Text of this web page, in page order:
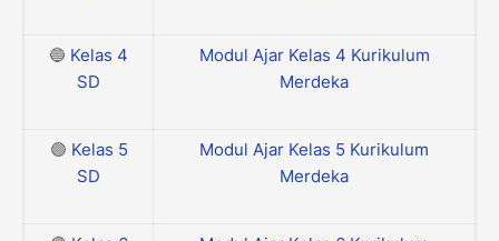
🔵 Kelas 4
SD
Modul Ajar Kelas 4 Kurikulum
Merdeka
🟣 Kelas 5
SD
Modul Ajar Kelas 5 Kurikulum
Merdeka